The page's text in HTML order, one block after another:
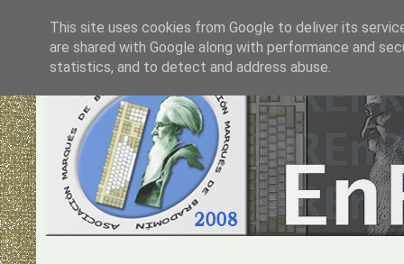
This site uses cookies from Google to deliver its
are shared with Google along with performance and
statistics, and to detect and address abuse.